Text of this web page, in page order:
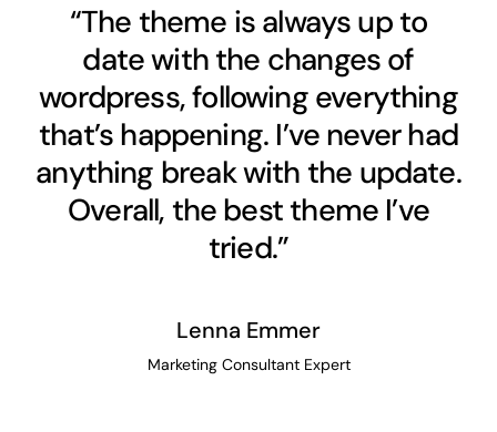
“The theme is always up to
date with the changes of
wordpress, following everything
that’s happening. I’ve never had
anything break with the update.
Overall, the best theme I’ve
tried.”
Lenna Emmer
Marketing Consultant Expert